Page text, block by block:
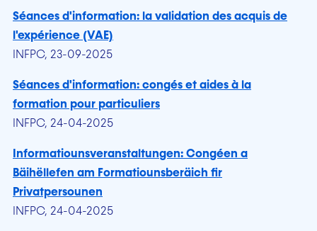
Séances d'information: la validation des acquis de
l'expérience (VAE)
INFPC, 23-09-2025
Séances d'information: congés et aides à la
formation pour particuliers
INFPC, 24-04-2025
Informatiounsveranstaltungen: Congéen a
Bäihëllefen am Formatiounsberäich fir
Privatpersounen
INFPC, 24-04-2025